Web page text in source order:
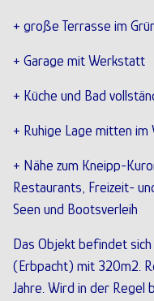
+ große Terrasse im
+ Garage mit Werkstatt
+ Küche und Bad
+ Ruhige Lage mitten
+ Nähe zum Kneipp-
Restaurants, Freizeit-
Seen und Bootsverleih
Das Objekt befindet
(Erbpacht) mit 320m2.
Jahre. Wird in der Regel